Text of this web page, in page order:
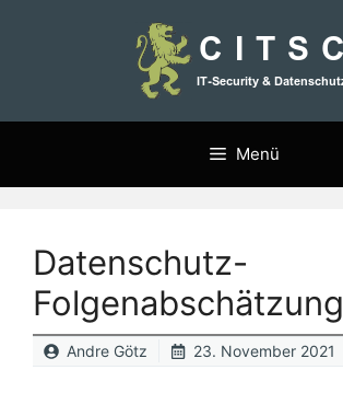
Menü
Datenschutz-
Folgenabschätzung
Andre Götz 23. November 2021